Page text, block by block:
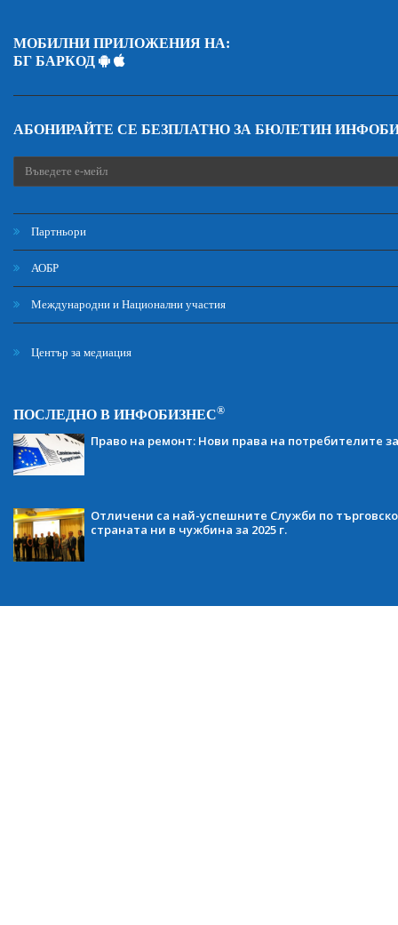
МОБИЛНИ ПРИЛОЖЕНИЯ НА:
БГ БАРКОД
АБОНИРАЙТЕ СЕ БЕЗПЛАТНО ЗА БЮЛЕТИН
Партньори
АОБР
Международни и Национални участия
Център за медиация
ПОСЛЕДНО В ИНФОБИЗНЕС®
Право на ремонт: Нови права на потребителите
Отличени са най-успешните Служби по
страната ни в чужбина за 2025 г.